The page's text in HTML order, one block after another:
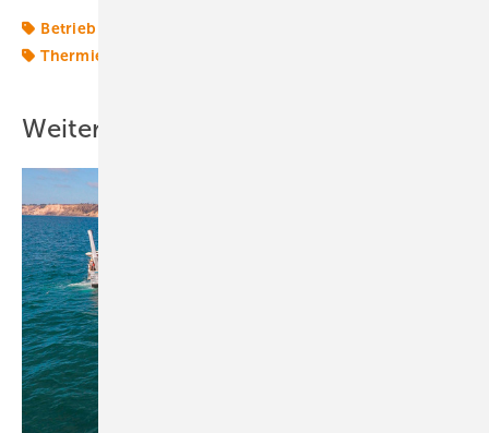
Betrieb
Thermie
Weitere Inhalte